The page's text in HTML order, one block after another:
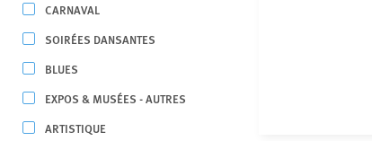
CARNAVAL
SOIRÉES DANSANTES
BLUES
EXPOS & MUSÉES - AUTRES
ARTISTIQUE